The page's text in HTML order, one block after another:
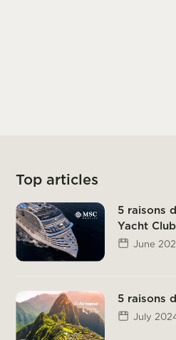
Top articles
5 raisons
Yacht
June
5 raisons
July